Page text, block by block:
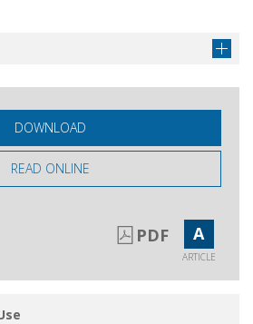
DOWNLOAD
READ ONLINE
PDF A
ARTICLE